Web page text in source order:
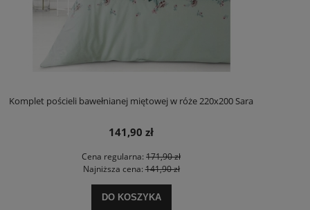
Komplet pościeli bawełnianej miętowej w róże 220x200 Sara
141,90 zł
Cena regularna: 171,90 zł
Najniższa cena:141,90 zł
DO KOSZYKA